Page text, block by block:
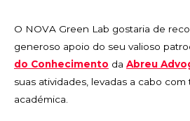
O NOVA Green Lab gostaria de
generoso apoio do seu valioso
do Conhecimento da Abreu
suas atividades, levadas a cabo
académica.